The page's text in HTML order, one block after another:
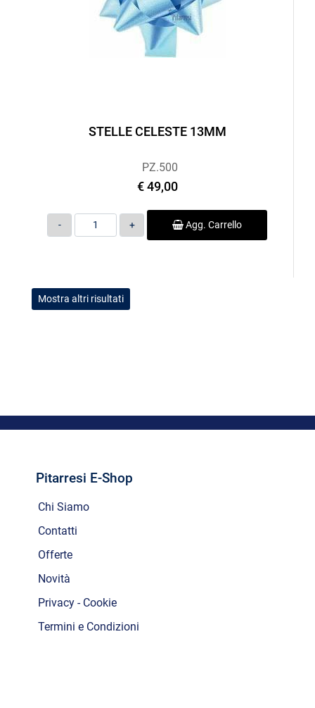
STELLE CELESTE 13MM
PZ.500
€ 49,00
Quantità
Agg. Carrello
Mostra altri risultati
Pitarresi E-Shop
Chi Siamo
Contatti
Offerte
Novità
Privacy - Cookie
Termini e Condizioni